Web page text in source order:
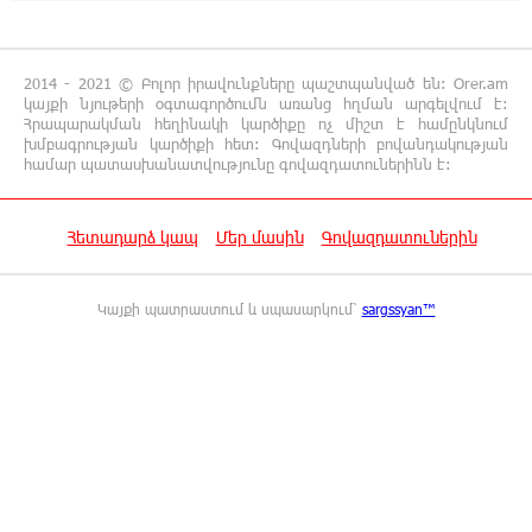
12:44:19 6-08-2026
Ավետիք Չալաբյանին կալանավորել են
անօրինական հիմքերով. Անահիտ Ադամյան
Ժողովո՛ւրդ, Սամվել Կարապետյանի,
2014 - 2021 © Բոլոր իրավունքները պաշտպանված են: Orer.am
կայքի նյութերի օգտագործումն առանց հղման արգելվում է:
Հրապարակման հեղինակի կարծիքը ոչ միշտ է համընկնում
խմբագրության կարծիքի հետ: Գովազդների բովանդակության
համար պատասխանատվությունը գովազդատուներինն է:
Հետադարձ կապ Մեր մասին Գովազդատուներին
Կայքի պատրաստում և սպասարկում՝ sargssyan™